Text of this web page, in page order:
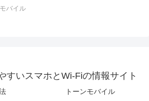
バイル
すいスマホとWi-Fiの情報サイト
トーンモバイル